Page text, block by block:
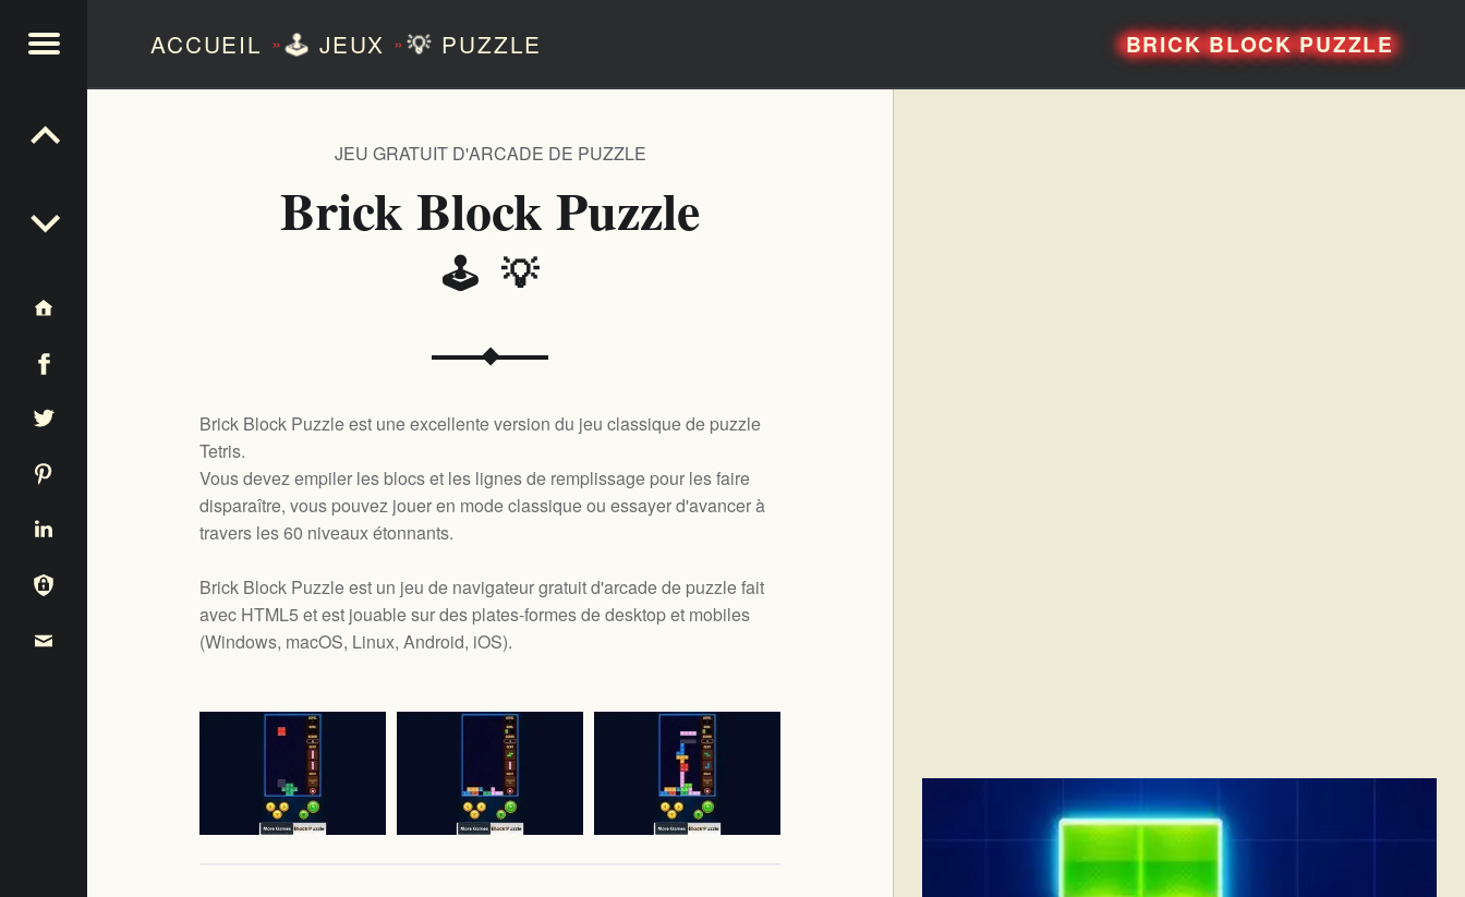
ACCUEIL »🕹️ JEUX »💡 PUZZLE BRICK BLOCK PUZZLE
Brick Block Puzzle
🕹️ 💡
JEU GRATUIT D'ARCADE DE PUZZLE
Brick Block Puzzle est une excellente version du jeu classique de puzzle
Tetris.
Vous devez empiler les blocs et les lignes de remplissage pour les faire
disparaître, vous pouvez jouer en mode classique ou essayer d'avancer à
travers les 60 niveaux étonnants.
Brick Block Puzzle est un jeu de navigateur gratuit d'arcade de puzzle fait
avec HTML5 et est jouable sur des plates-formes de desktop et mobiles
(Windows, macOS, Linux, Android, iOS).